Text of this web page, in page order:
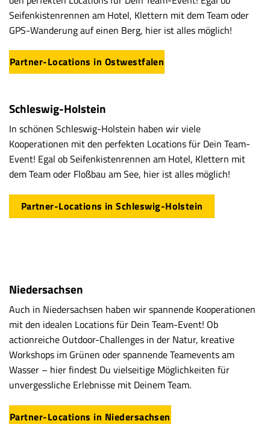
Seifenkistenrennen am Hotel, Klettern mit dem Team oder
GPS-Wanderung auf einen Berg, hier ist alles möglich!
Partner-Locations in Ostwestfalen
Schleswig-Holstein
In schönen Schleswig-Holstein haben wir viele
Kooperationen mit den perfekten Locations für Dein Team-
Event! Egal ob Seifenkistenrennen am Hotel, Klettern mit
dem Team oder Floßbau am See, hier ist alles möglich!
Partner-Locations in Schleswig-Holstein
Niedersachsen
Auch in Niedersachsen haben wir spannende Kooperationen
mit den idealen Locations für Dein Team-Event! Ob
actionreiche Outdoor-Challenges in der Natur, kreative
Workshops im Grünen oder spannende Teamevents am
Wasser – hier findest Du vielseitige Möglichkeiten für
unvergessliche Erlebnisse mit Deinem Team.
Partner-Locations in Niedersachsen